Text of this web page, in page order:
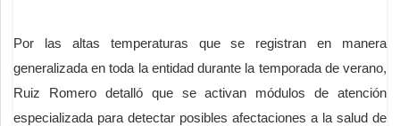
Por las altas temperaturas que se registran en manera
generalizada en toda la entidad durante la temporada de verano,
Ruiz Romero detalló que se activan módulos de atención
especializada para detectar posibles afectaciones a la salud de